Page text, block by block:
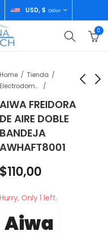
USD, $ Dólar
0
Home
Tienda
Electrodomésticos
AIWA FREIDORA
DE AIRE DOBLE
BANDEJA
AWHAFT8001
PIZZA
MULTIFUNCIONAL
10LT ACERO
AWHAFT1001
$120,00
ARROCERA
ELECTRICA 2.2L 12
TAZAS AWHRCB2201
$30,00
$110,00
Hurry, Only 1 left.
Aiwa